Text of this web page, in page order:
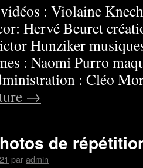
: Violaine
Hervé Beuret
Hunziker
: Naomi Purro
: Cléo
→
de
paradmin